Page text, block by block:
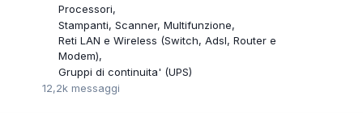
Processori
Stampanti, Scanner, Multifunzione
Reti LAN e Wireless (Switch, Adsl, Router e
Modem)
Gruppi di continuita' (UPS)
12,2k messaggi